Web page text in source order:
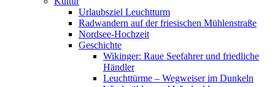
Urlaubsziel Leuchtturm
Radwandern auf der friesischen Mühlenstraße
Nordsee-Hochzeit
Geschichte
Wikinger: Raue Seefahrer und friedliche
Händler
Leuchttürme – Wegweiser im Dunkeln